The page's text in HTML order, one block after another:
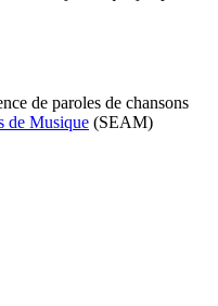
de paroles de chansons
de Musique (SEAM)